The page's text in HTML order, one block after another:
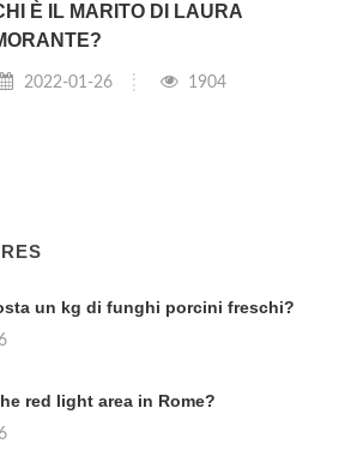
È IL MARITO DI LAURA
2022-01-26 1904
un kg di funghi porcini freschi?
red light area in Rome?